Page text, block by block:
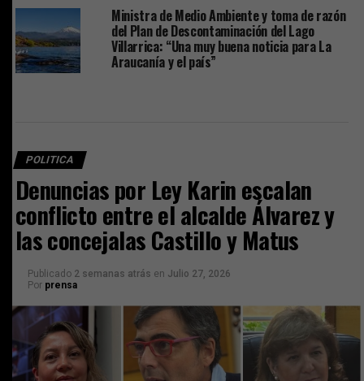
Ministra de Medio Ambiente y toma de razón
del Plan de Descontaminación del Lago
Villarrica: “Una muy buena noticia para La
Araucanía y el país”
POLITICA
Denuncias por Ley Karin escalan
conflicto entre el alcalde Álvarez y
las concejalas Castillo y Matus
Publicado 2 semanas atrás en Julio 27, 2026
Por prensa